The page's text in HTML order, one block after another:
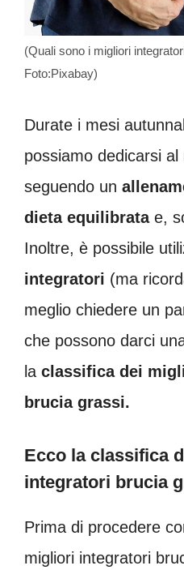
(Quali sono i migliori
Foto:Pixabay)
Durate i mesi
possiamo dedicarsi
seguendo un
dieta equilibratae,
Inoltre, è possibile
integratori (ma
meglio chiedere un
che possono darci
la classifica dei
brucia grassi.
Ecco la classifica
integratori brucia
Prima di procedere
migliori integratori